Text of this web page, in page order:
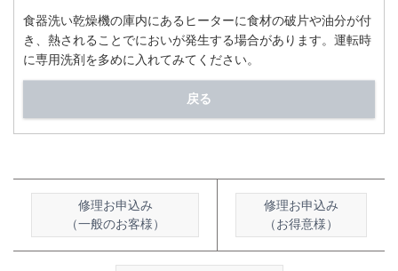
食器洗い乾燥機の庫内にあるヒーターに食材の破片や油分が付
き、熱されることでにおいが発生する場合があります。運転時
に専用洗剤を多めに入れてみてください。
戻る
修理お申込み
（一般のお客様）
修理お申込み
（お得意様）